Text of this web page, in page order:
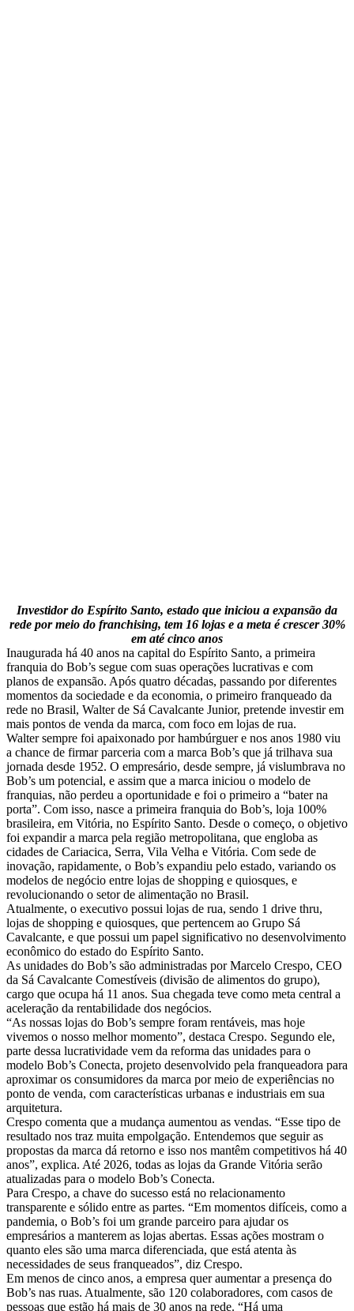
Investidor do Espírito Santo, estado que iniciou a expansão da
rede por meio do franchising, tem 16 lojas e a meta é crescer 30%
em até cinco anos
Inaugurada há 40 anos na capital do Espírito Santo, a primeira
franquia do Bob’s segue com suas operações lucrativas e com
planos de expansão. Após quatro décadas, passando por diferentes
momentos da sociedade e da economia, o primeiro franqueado da
rede no Brasil, Walter de Sá Cavalcante Junior, pretende investir em
mais pontos de venda da marca, com foco em lojas de rua.
Walter sempre foi apaixonado por hambúrguer e nos anos 1980 viu
a chance de firmar parceria com a marca Bob’s que já trilhava sua
jornada desde 1952. O empresário, desde sempre, já vislumbrava no
Bob’s um potencial, e assim que a marca iniciou o modelo de
franquias, não perdeu a oportunidade e foi o primeiro a “bater na
porta”. Com isso, nasce a primeira franquia do Bob’s, loja 100%
brasileira, em Vitória, no Espírito Santo. Desde o começo, o objetivo
foi expandir a marca pela região metropolitana, que engloba as
cidades de Cariacica, Serra, Vila Velha e Vitória. Com sede de
inovação, rapidamente, o Bob’s expandiu pelo estado, variando os
modelos de negócio entre lojas de shopping e quiosques, e
revolucionando o setor de alimentação no Brasil.
Atualmente, o executivo possui lojas de rua, sendo 1 drive thru,
lojas de shopping e quiosques, que pertencem ao Grupo Sá
Cavalcante, e que possui um papel significativo no desenvolvimento
econômico do estado do Espírito Santo.
As unidades do Bob’s são administradas por Marcelo Crespo, CEO
da Sá Cavalcante Comestíveis (divisão de alimentos do grupo),
cargo que ocupa há 11 anos. Sua chegada teve como meta central a
aceleração da rentabilidade dos negócios.
“As nossas lojas do Bob’s sempre foram rentáveis, mas hoje
vivemos o nosso melhor momento”, destaca Crespo. Segundo ele,
parte dessa lucratividade vem da reforma das unidades para o
modelo Bob’s Conecta, projeto desenvolvido pela franqueadora para
aproximar os consumidores da marca por meio de experiências no
ponto de venda, com características urbanas e industriais em sua
arquitetura.
Crespo comenta que a mudança aumentou as vendas. “Esse tipo de
resultado nos traz muita empolgação. Entendemos que seguir as
propostas da marca dá retorno e isso nos mantêm competitivos há 40
anos”, explica. Até 2026, todas as lojas da Grande Vitória serão
atualizadas para o modelo Bob’s Conecta.
Para Crespo, a chave do sucesso está no relacionamento
transparente e sólido entre as partes. “Em momentos difíceis, como a
pandemia, o Bob’s foi um grande parceiro para ajudar os
empresários a manterem as lojas abertas. Essas ações mostram o
quanto eles são uma marca diferenciada, que está atenta às
necessidades de seus franqueados”, diz Crespo.
Em menos de cinco anos, a empresa quer aumentar a presença do
Bob’s nas ruas. Atualmente, são 120 colaboradores, com casos de
pessoas que estão há mais de 30 anos na rede. “Há uma